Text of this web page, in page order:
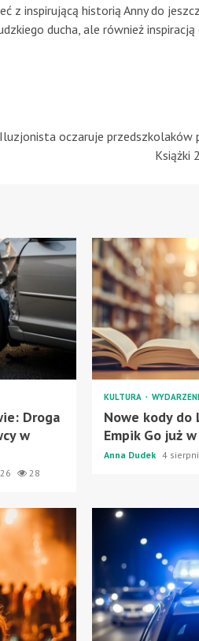
z inspirującą historią Anny do
ducha, ale również
Iluzjonista oczaruje przedszkolaków
Książki
Droga
w
28
KULTURA
Nowe kody do
Empik Go już
Anna Dudek 4